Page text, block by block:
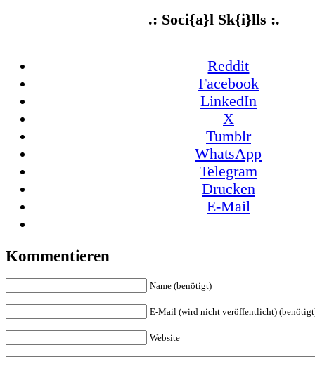
.: Soci{a}l Sk{i}lls :.
Reddit
Facebook
LinkedIn
X
Tumblr
WhatsApp
Telegram
Drucken
E-Mail
Kommentieren
Name (benötigt)
E-Mail (wird nicht veröffentlicht)
Website